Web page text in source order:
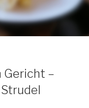
Gericht –